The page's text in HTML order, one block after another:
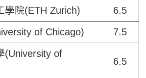
學院(ETH Zurich)
6.5
of Chicago)
7.5
(University of
6.5